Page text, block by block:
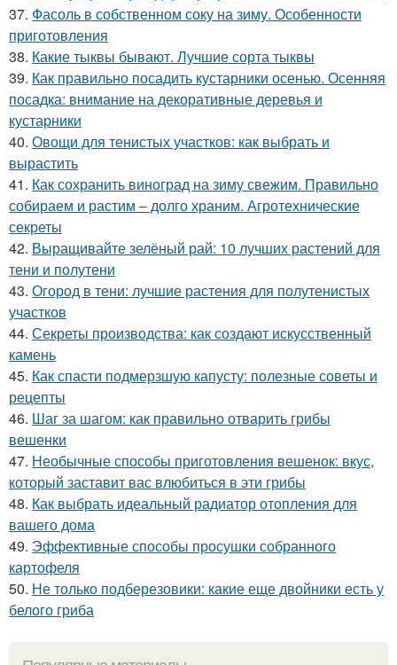
37. Фасоль в собственном соку на зиму. Особенности
приготовления
38. Какие тыквы бывают. Лучшие сорта тыквы
39. Как правильно посадить кустарники осенью. Осенняя
посадка: внимание на декоративные деревья и
кустарники
40. Овощи для тенистых участков: как выбрать и
вырастить
41. Как сохранить виноград на зиму свежим. Правильно
собираем и растим – долго храним. Агротехнические
секреты
42. Выращивайте зелёный рай: 10 лучших растений для
тени и полутени
43. Огород в тени: лучшие растения для полутенистых
участков
44. Секреты производства: как создают искусственный
камень
45. Как спасти подмерзшую капусту: полезные советы и
рецепты
46. Шаг за шагом: как правильно отварить грибы
вешенки
47. Необычные способы приготовления вешенок: вкус,
который заставит вас влюбиться в эти грибы
48. Как выбрать идеальный радиатор отопления для
вашего дома
49. Эффективные способы просушки собранного
картофеля
50. Не только подберезовики: какие еще двойники есть у
белого гриба